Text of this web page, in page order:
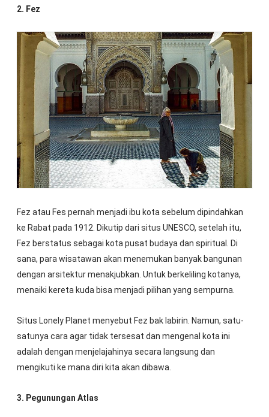
2. Fez
Fez atau Fes pernah menjadi ibu kota sebelum dipindahkan
ke Rabat pada 1912. Dikutip dari situs UNESCO, setelah itu,
Fez berstatus sebagai kota pusat budaya dan spiritual. Di
sana, para wisatawan akan menemukan banyak bangunan
dengan arsitektur menakjubkan. Untuk berkeliling kotanya,
menaiki kereta kuda bisa menjadi pilihan yang sempurna.
Situs Lonely Planet menyebut Fez bak labirin. Namun, satu-
satunya cara agar tidak tersesat dan mengenal kota ini
adalah dengan menjelajahinya secara langsung dan
mengikuti ke mana diri kita akan dibawa.
3. Pegunungan Atlas